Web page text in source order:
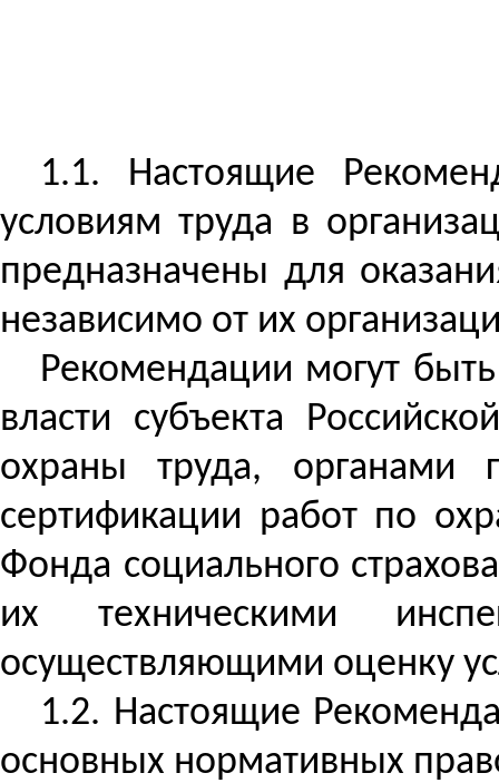
1.1. Настоящие
условиям труда в
предназначены для
независимо от их
Рекомендации могут
власти субъекта
охраны труда, органами
сертификации работ по
Фонда социального
их техническими
осуществляющими оценку
1.2. Настоящие
основных нормативных